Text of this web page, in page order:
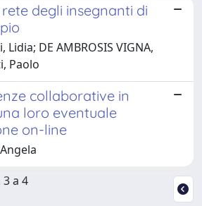
degli insegnanti di
DE AMBROSIS VIGNA,
Paolo
collaborative in
loro eventuale
on-line
a 4